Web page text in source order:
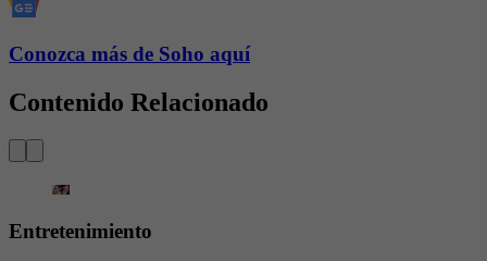
Conozca más de Soho aquí
Contenido Relacionado
Entretenimiento